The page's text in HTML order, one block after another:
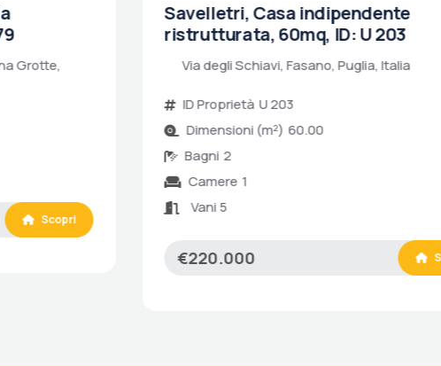
Grotte,
Scopri
Savelletri, Casa indipendente
ristrutturata, 60mq, ID: U 203
Via degli Schiavi, Fasano, Puglia, Italia
ID Proprietà U 203
Dimensioni (m²) 60.00
Bagni 2
Camere 1
Vani 5
€220.000